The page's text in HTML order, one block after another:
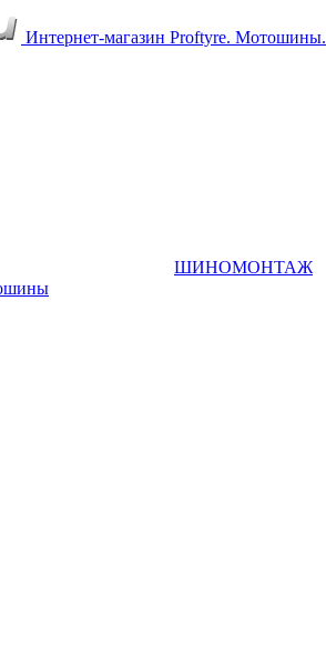
Интернет-магазин Proftyre. Мотошины.
ШИНОМОНТАЖ